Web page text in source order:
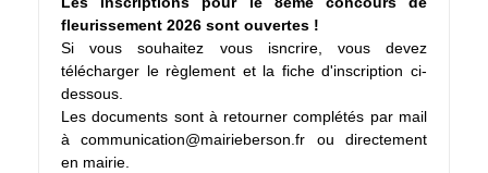
fleurissement 2026 sont ouvertes !
Si vous souhaitez vous isncrire, vous devez
télécharger le règlement et la fiche d'inscription ci-
dessous.
Les documents sont à retourner complétés par mail
à communication@mairieberson.fr ou directement
en mairie.